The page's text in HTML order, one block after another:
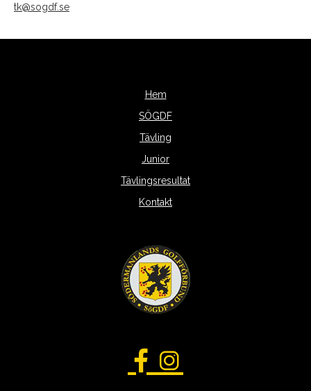
tk@sogdf.se
Hem
SÖGDF
Tävling
Junior
Tävlingsresultat
Kontakt